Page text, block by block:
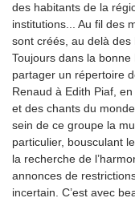
des habitants de la
institutions... Au fil des
sont créés, au delà des
Toujours dans la
partager un répertoire
Renaud à Edith Piaf,
et des chants du
sein de ce groupe la
particulier, bousculant
la recherche de
annonces de
incertain. C’est avec